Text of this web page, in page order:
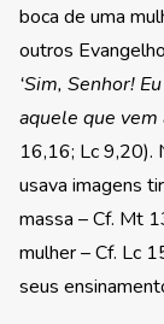
boca de uma
outros
‘Sim, Senhor!
aquele que vem
16,16; Lc 9,20).
usava imagens
massa – Cf. Mt
mulher – Cf. Lc
seus